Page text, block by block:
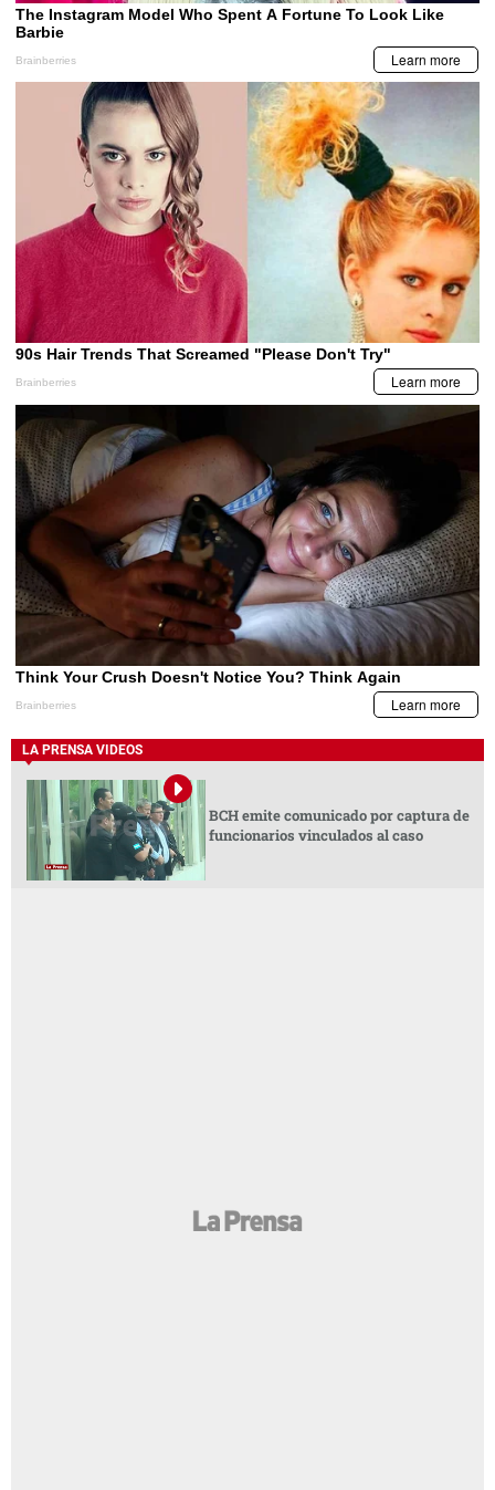
LA PRENSA VIDEOS
BCH emite comunicado por captura de
funcionarios vinculados al caso